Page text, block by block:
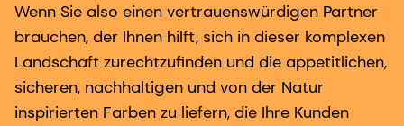
Wenn Sie also einen vertrauenswürdigen Partner
brauchen, der Ihnen hilft, sich in dieser komplexen
Landschaft zurechtzufinden und die appetitlichen,
sicheren, nachhaltigen und von der Natur
inspirierten Farben zu liefern, die Ihre Kunden